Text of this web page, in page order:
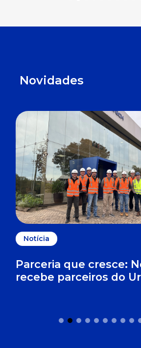
Novidades
Notícia
Parceria que cresce:
recebe parceiros do